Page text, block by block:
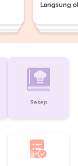
Langsung
Resep